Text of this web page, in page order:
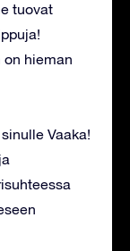
tuovat
on hieman
Vaaka!